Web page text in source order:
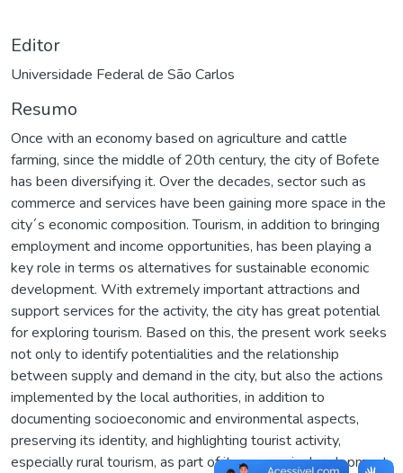
Editor
Universidade Federal de São Carlos
Resumo
Once with an economy based on agriculture and cattle
farming, since the middle of 20th century, the city of Bofete
has been diversifying it. Over the decades, sector such as
commerce and services have been gaining more space in the
city´s economic composition. Tourism, in addition to bringing
employment and income opportunities, has been playing a
key role in terms os alternatives for sustainable economic
development. With extremely important attractions and
support services for the activity, the city has great potential
for exploring tourism. Based on this, the present work seeks
not only to identify potentialities and the relationship
between supply and demand in the city, but also the actions
implemented by the local authorities, in addition to
documenting socioeconomic and environmental aspects,
preserving its identity, and highlighting tourist activity,
especially rural tourism, as part of its economic development.